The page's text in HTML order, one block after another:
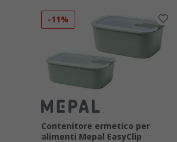
-11%
Contenitore ermetico per
alimenti Mepal EasyClip